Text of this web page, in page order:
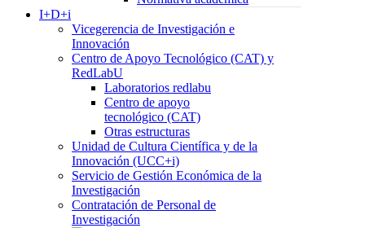
I+D+i
Vicegerencia de Investigación e
Innovación
Centro de Apoyo Tecnológico (CAT) y
RedLabU
Laboratorios redlabu
Centro de apoyo
tecnológico (CAT)
Otras estructuras
Unidad de Cultura Científica y de la
Innovación (UCC+i)
Servicio de Gestión Económica de la
Investigación
Contratación de Personal de
Investigación